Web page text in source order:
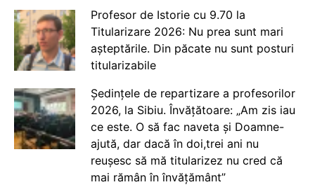
Profesor de Istorie cu 9.70 la
Titularizare 2026: Nu prea sunt mari
așteptările. Din păcate nu sunt posturi
titularizabile
Ședințele de repartizare a profesorilor
2026, la Sibiu. Învățătoare: „Am zis iau
ce este. O să fac naveta și Doamne-
ajută, dar dacă în doi,trei ani nu
reușesc să mă titularizez nu cred că
mai rămân în învățământ”